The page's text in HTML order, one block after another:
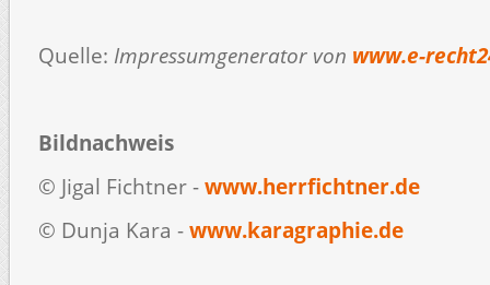
Quelle: Impressumgenerator von www.e-
Bildnachweis
© Jigal Fichtner -www.herrfichtner.de
© Dunja Kara -www.karagraphie.de